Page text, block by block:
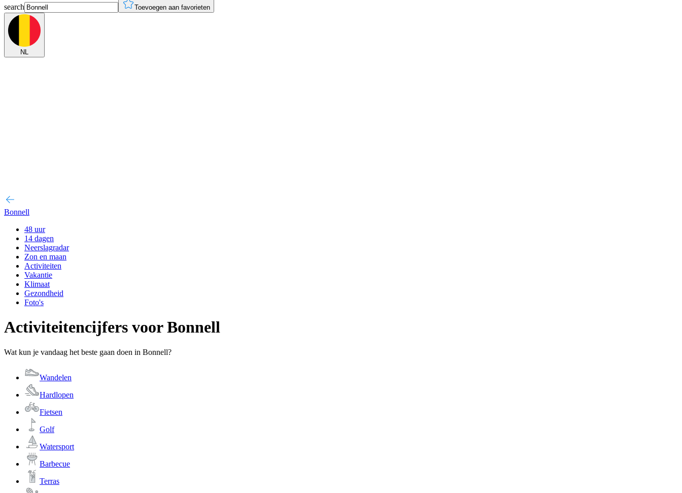
search Toevoegen aan favorieten
NL
Bonnell
48 uur
14 dagen
Neerslagradar
Zon en maan
Activiteiten
Vakantie
Klimaat
Gezondheid
Foto's
Activiteitencijfers voor Bonnell
Wat kun je vandaag het beste gaan doen in Bonnell?
Wandelen
Hardlopen
Fietsen
Golf
Watersport
Barbecue
Terras